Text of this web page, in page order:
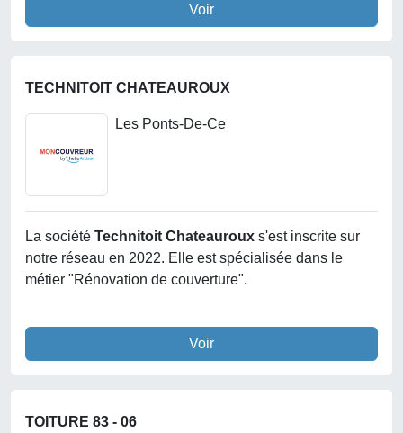
Voir
TECHNITOIT CHATEAUROUX
Les Ponts-De-Ce
La société Technitoit Chateauroux s'est inscrite sur
notre réseau en 2022. Elle est spécialisée dans le
métier "Rénovation de couverture".
Voir
TOITURE 83 - 06